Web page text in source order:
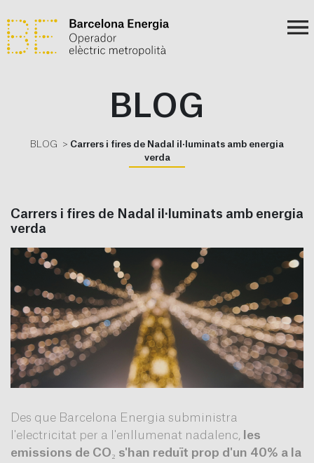
BLOG
BLOG
Carrers i fires de Nadal il·luminats amb energia
verda
Carrers i fires de Nadal il·luminats amb energia
verda
Des que Barcelona Energia subministra
l'electricitat per a l'enllumenat nadalenc, les
emissions de CO₂ s'han reduït prop d'un 40% a la